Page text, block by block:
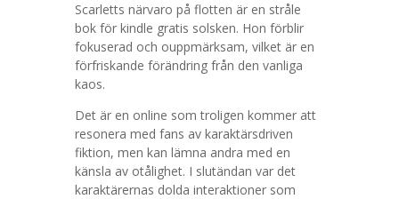
Scarletts närvaro på flotten är en stråle
bok för kindle gratis solsken. Hon förblir
fokuserad och ouppmärksam, vilket är en
förfriskande förändring från den vanliga
kaos.
Det är en online som troligen kommer att
resonera med fans av karaktärsdriven
fiktion, men kan lämna andra med en
känsla av otålighet. I slutändan var det
karaktärernas dolda interaktioner som